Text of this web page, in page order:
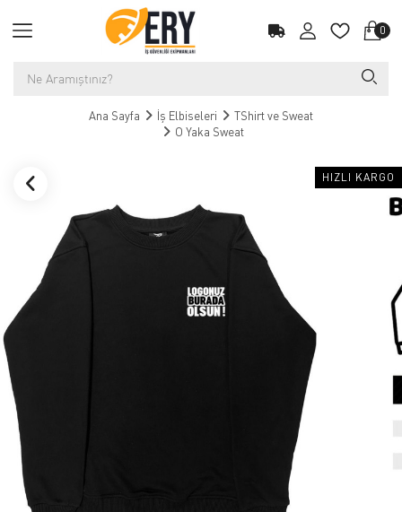
0
Ana Sayfa İş Elbiseleri
TShirt ve Sweat
O Yaka Sweat
HIZLI KARGO